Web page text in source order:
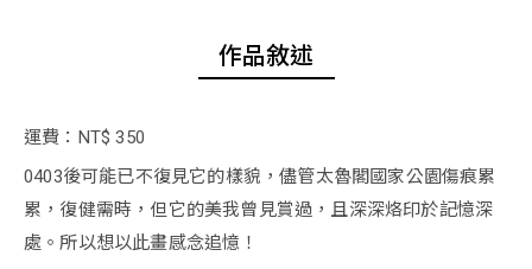
作品敘述
運費：NT$ 350
0403後可能已不復見它的樣貌，儘管太魯閣國家公園傷痕累
累，復健需時，但它的美我曾見賞過，且深深烙印於記憶深
處。所以想以此畫感念追憶！